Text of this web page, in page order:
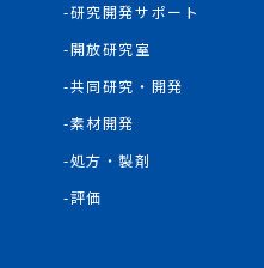
研究開発サポート
開放研究室
共同研究・開発
素材開発
処方・製剤
評価